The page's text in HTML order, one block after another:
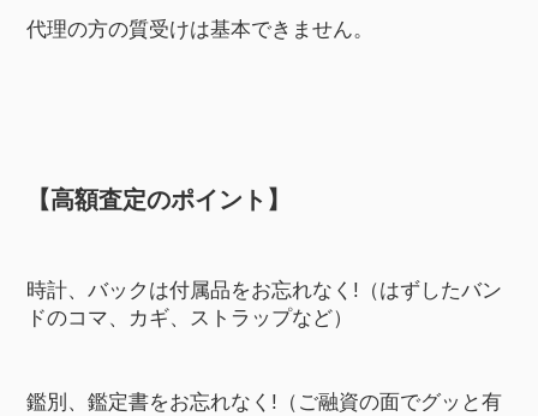
代理の方の質受けは基本できません。
【高額査定のポイント】
時計、バックは付属品をお忘れなく!（はずしたバン
ドのコマ、カギ、ストラップなど）
鑑別、鑑定書をお忘れなく!（ご融資の面でグッと有